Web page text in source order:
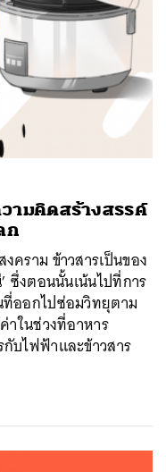
ามคิดสร้างสรรค์
ก
ราม ข้าวสารเป็นของ
ซึ่งตอนนั้นเน้นไปที่การ
ออกไปซ่อมวิทยุตาม
าในช่วงที่อาหาร
บไฟฟ้าและข้าวสาร